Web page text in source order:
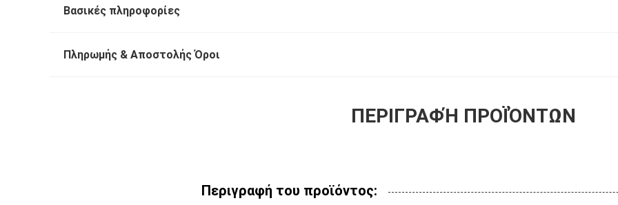
Βασικές πληροφορίες
Πληρωμής & Αποστολής Όροι
ΠΕΡΙΓΡΑΦΉ ΠΡΟΪΌΝΤΩΝ
Περιγραφή του προϊόντος: